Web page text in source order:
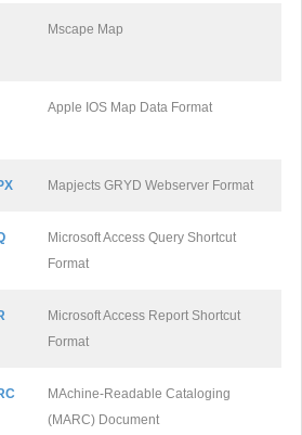
Mscape Map
Apple IOS Map Data Format
Mapjects GRYD Webserver Format
Microsoft Access Query Shortcut
Format
Microsoft Access Report Shortcut
Format
MAchine-Readable Cataloging
(MARC) Document